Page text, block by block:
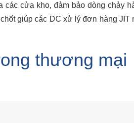
cửa kho, đảm bảo dòng chảy
giúp các DC xử lý đơn hàng JIT
thương mại